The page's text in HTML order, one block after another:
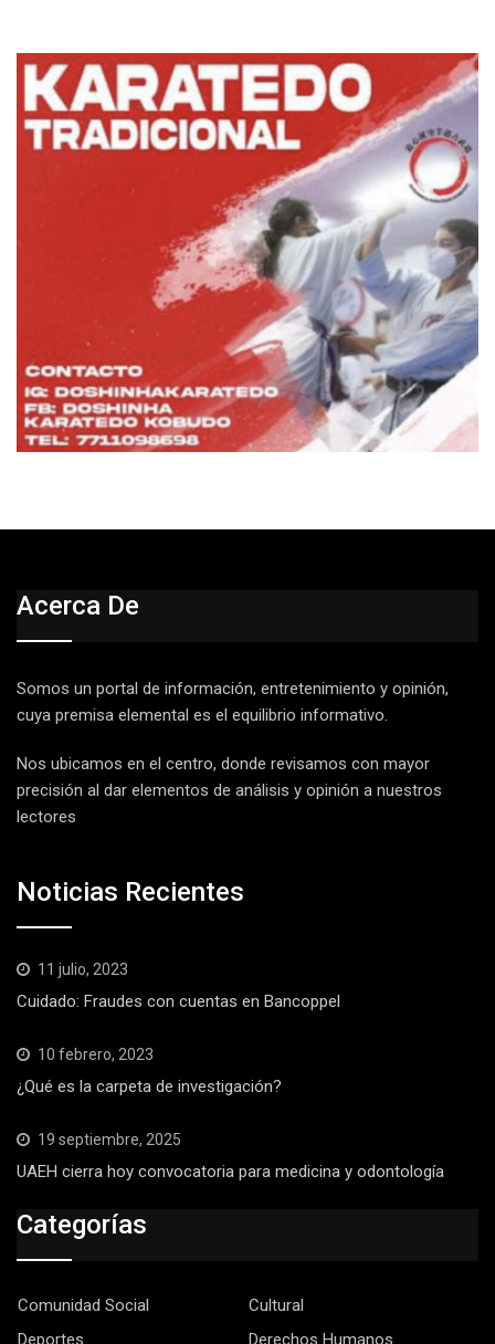
Acerca De
Somos un portal de información, entretenimiento y opinión,
cuya premisa elemental es el equilibrio informativo.
Nos ubicamos en el centro, donde revisamos con mayor
precisión al dar elementos de análisis y opinión a nuestros
lectores
Noticias Recientes
11 julio, 2023
Cuidado: Fraudes con cuentas en Bancoppel
10 febrero, 2023
¿Qué es la carpeta de investigación?
19 septiembre, 2025
UAEH cierra hoy convocatoria para medicina y odontología
Categorías
Comunidad Social
Cultural
Deportes
Derechos Humanos